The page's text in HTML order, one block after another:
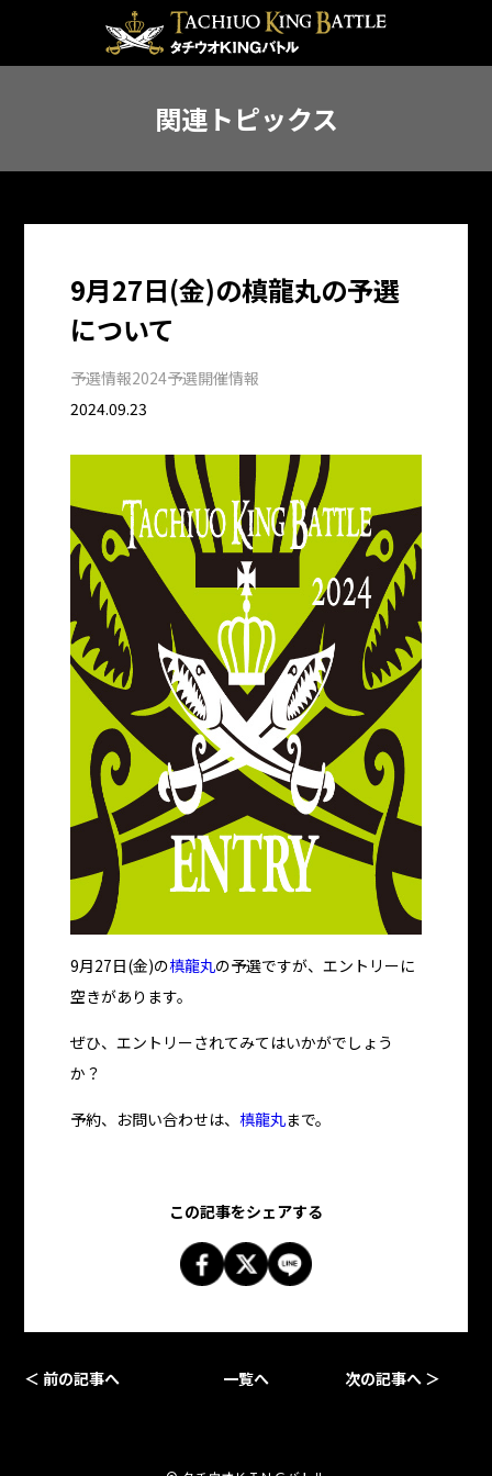
関連トピックス
9月27日(金)の槙龍丸の予選
について
予選情報2024予選開催情報
2024.09.23
9月27日(金)の槙龍丸の予選ですが、エントリーに
空きがあります。
ぜひ、エントリーされてみてはいかがでしょう
か？
予約、お問い合わせは、槙龍丸まで。
この記事をシェアする
＜ 前の記事へ 一覧へ 次の記事へ ＞